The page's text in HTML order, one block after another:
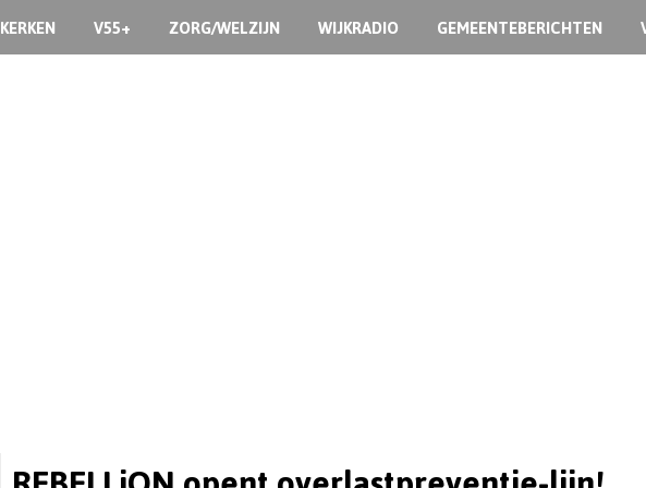
KERKEN V55+ ZORG/WELZIJN WIJKRADIO GEMEENTEBERICHTEN